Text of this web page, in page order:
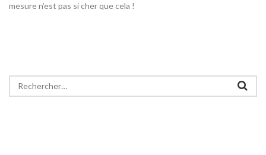
mesure n’est pas si cher que cela !